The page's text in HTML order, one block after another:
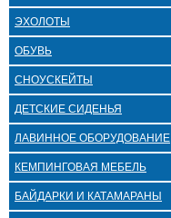
ЭХОЛОТЫ
ОБУВЬ
СНОУСКЕЙТЫ
ДЕТСКИЕ СИДЕНЬЯ
ЛАВИННОЕ ОБОРУДОВАНИЕ
КЕМПИНГОВАЯ МЕБЕЛЬ
БАЙДАРКИ И КАТАМАРАНЫ